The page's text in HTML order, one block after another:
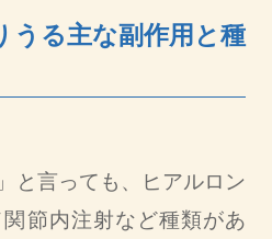
うる主な副作用と種
と言っても、ヒアルロン
節内注射など種類があ